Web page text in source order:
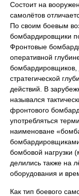
Состоит на
самолётов
По своим боевым
бомбардировщики
Фронтовые
оперативной
бомбардировщиков,
стратегической
действий. В
назывался
фронтового
употребляться
наименоване
бомбовой нагрузки
делились также на
оборудования и
Как тип боевого